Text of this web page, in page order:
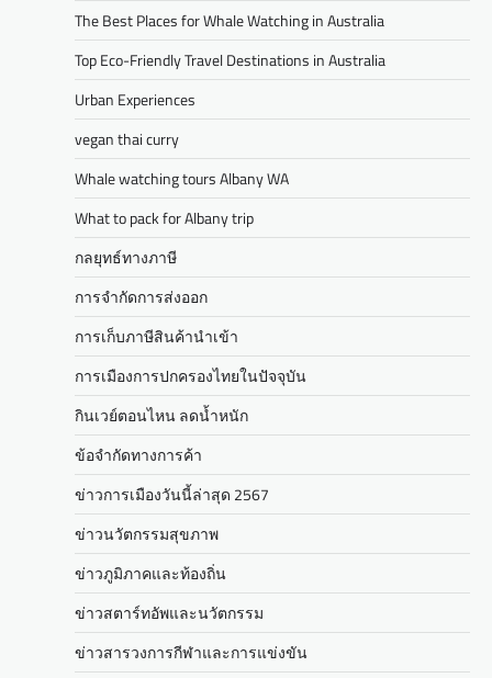
The Best Places for Whale Watching in Australia
Top Eco-Friendly Travel Destinations in Australia
Urban Experiences
vegan thai curry
Whale watching tours Albany WA
What to pack for Albany trip
กลยุทธ์ทางภาษี
การจำกัดการส่งออก
การเก็บภาษีสินค้านำเข้า
การเมืองการปกครองไทยในปัจจุบัน
กินเวย์ตอนไหน ลดน้ำหนัก
ข้อจำกัดทางการค้า
ข่าวการเมืองวันนี้ล่าสุด 2567
ข่าวนวัตกรรมสุขภาพ
ข่าวภูมิภาคและท้องถิ่น
ข่าวสตาร์ทอัพและนวัตกรรม
ข่าวสารวงการกีฬาและการแข่งขัน